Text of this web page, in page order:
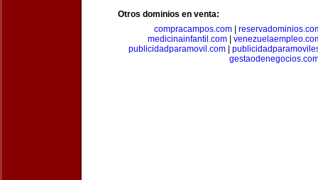
Otros dominios en venta:
compracampos.com
medicinainfantil.com|
publicidadparamovil.com